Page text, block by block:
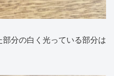
分の白く光っている部分は